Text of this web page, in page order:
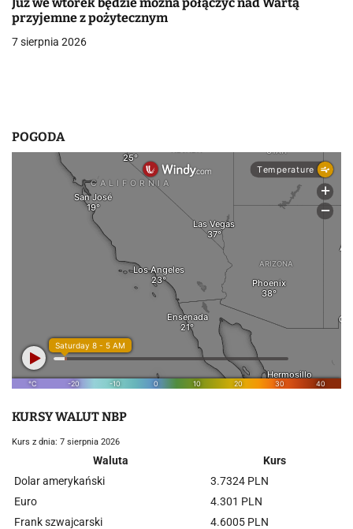
s
u
przyjemne z pożytecznym
7 sierpnia 2026
POGODA
KURSY WALUT NBP
Kurs z dnia: 7 sierpnia 2026
Waluta
Kurs
Dolar amerykański
3.7324 PLN
Euro
4.301 PLN
Frank szwajcarski
4.6005 PLN